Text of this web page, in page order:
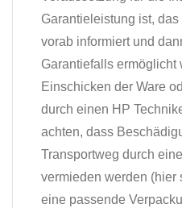
Garantieleistung ist,
vorab informiert und
Garantiefalls ermöglicht
Einschicken der Ware
durch einen HP
achten, dass
Transportweg durch
vermieden werden (hier
eine passende